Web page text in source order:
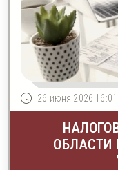
26 июня 2026 16:01
ОБЛАСТИ